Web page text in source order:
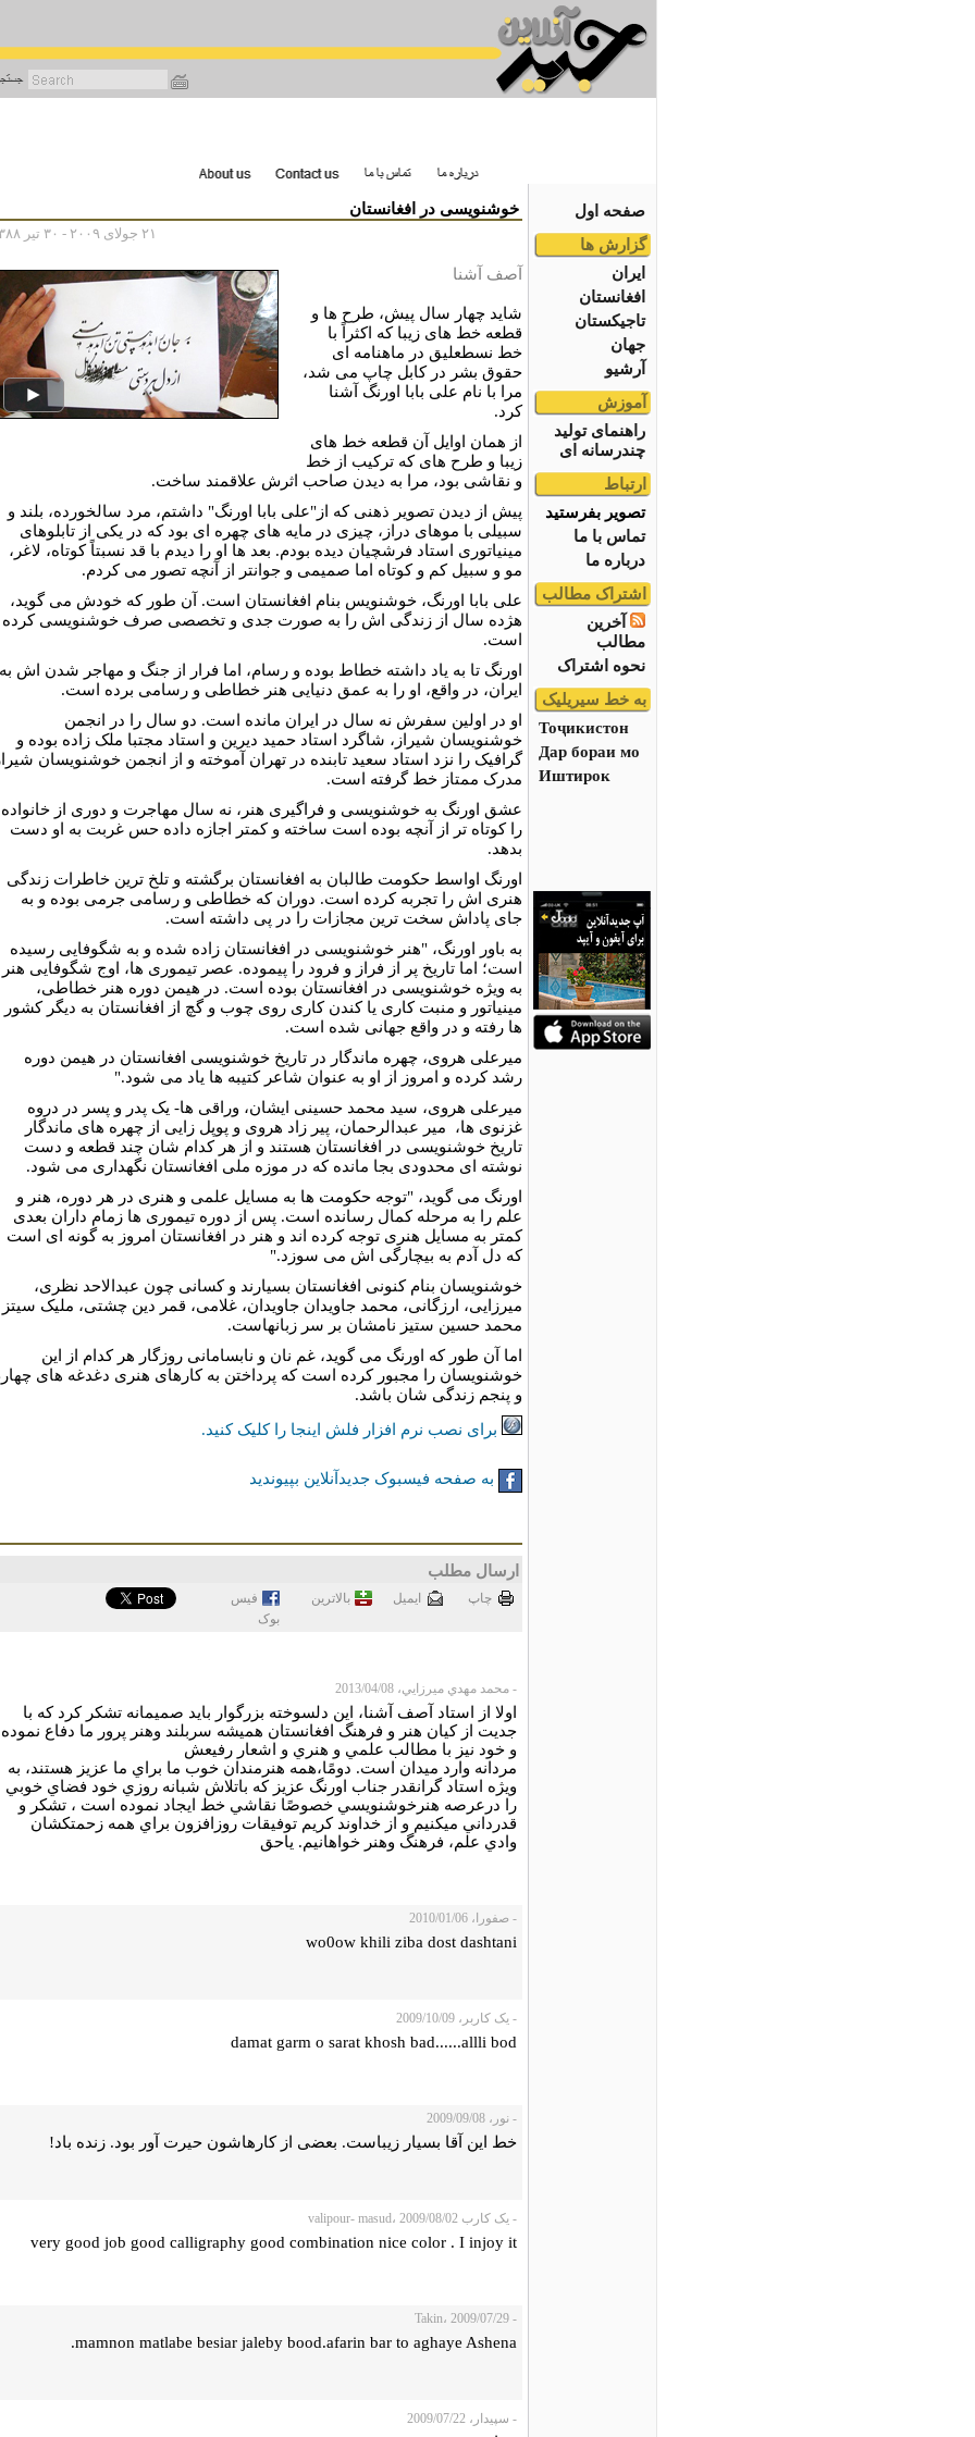
صفحه اول
گزارش ها
ایران
افغانستان
تاجیکستان
جهان
آرشیو
آموزش
راهنمای تولید
چندرسانه ای
ارتباط
تصویر بفرستید
تماس با ما
درباره ما
اشتراک مطالب
آخرین
مطالب
نحوه اشتراک
به خط سیریلیک
Тоҷикистон
Дар бораи мо
Иштирок
خوشنویسی در افغانستان
۲۱ جولای ۲۰۰۹ - ۳۰ تیر ۱۳۸۸
آصف آشنا
شاید چهار سال پیش، طرح ها و
قطعه خط های زیبا که اکثراً با
خط نسطعلیق در ماهنامه ای
حقوق بشر در کابل چاپ می شد،
مرا با نام علی بابا اورنگ آشنا
کرد.
از همان اوایل آن قطعه خط های
زیبا و طرح های که ترکیب از خط
و نقاشی بود، مرا به دیدن صاحب اثرش علاقمند ساخت.
پیش از دیدن تصویر ذهنی که از"علی بابا اورنگ" داشتم، مرد سالخورده، بلند و
سبیلی با موهای دراز، چیزی در مایه های چهره ای بود که در یکی از تابلوهای
مینیاتوری استاد فرشچیان دیده بودم. بعد ها او را دیدم با قد نسبتاً کوتاه، لاغر،
مو و سبیل کم و کوتاه اما صمیمی و جوانتر از آنچه تصور می کردم.
علی بابا اورنگ، خوشنویس بنام افغانستان است. آن طور که خودش می گوید،
هژده سال از زندگی اش را به صورت جدی و تخصصی صرف خوشنویسی کرده
است.
اورنگ تا به یاد داشته خطاط بوده و رسام، اما فرار از جنگ و مهاجر شدن اش به
ایران، در واقع، او را به عمق دنیایی هنر خطاطی و رسامی برده است.
او در اولین سفرش نه سال در ایران مانده است. دو سال را در انجمن
خوشنویسان شیراز، شاگرد استاد حمید دیرین و استاد مجتبا ملک زاده بوده و
گرافیک را نزد استاد سعید تابنده در تهران آموخته و از انجمن خوشنویسان
مدرک ممتاز خط گرفته است.
عشق اورنگ به خوشنویسی و فراگیری هنر، نه سال مهاجرت و دوری از خانواده
را کوتاه تر از آنچه بوده است ساخته و کمتر اجازه داده حس غربت به او دست
بدهد.
اورنگ اواسط حکومت طالبان به افغانستان برگشته و تلخ ترین خاطرات زندگی
هنری اش را تجربه کرده است. دوران که خطاطی و رسامی جرمی بوده و به
جای پاداش سخت ترین مجازات را در پی داشته است.
به باور اورنگ، "هنر خوشنویسی در افغانستان زاده شده و به شگوفایی رسیده
است؛ اما تاریخ پر از فراز و فرود را پیموده. عصر تیموری ها، اوج شگوفایی هنر
به ویژه خوشنویسی در افغانستان بوده است. در هیمن دوره هنر خطاطی،
مینیاتور و منبت کاری یا کندن کاری روی چوب و گچ از افغانستان به دیگر کشور
ها رفته و در واقع جهانی شده است.
میرعلی هروی، چهره ماندگار در تاریخ خوشنویسی افغانستان در هیمن دوره
رشد کرده و امروز از او به عنوان شاعر کتیبه ها یاد می شود."
میرعلی هروی، سید محمد حسینی ایشان، وراقی ها- یک پدر و پسر در دروه
غزنوی ها، میر عبدالرحمان، پیر زاد هروی و پوپل زایی از چهره های ماندگار
تاریخ خوشنویسی در افغانستان هستند و از هر کدام شان چند قطعه و دست
نوشته ای محدودی بجا مانده که در موزه ملی افغانستان نگهداری می شود.
اورنگ می گوید، "توجه حکومت ها به مسایل علمی و هنری در هر دوره، هنر و
علم را به مرحله کمال رسانده است. پس از دوره تیموری ها زمام داران بعدی
کمتر به مسایل هنری توجه کرده اند و هنر در افغانستان امروز به گونه ای است
که دل آدم به بیچارگی اش می سوزد."
خوشنویسان بنام کنونی افغانستان بسیارند و کسانی چون عبدالاحد نظری،
میرزایی، ارزگانی، محمد جاویدان جاویدان، غلامی، قمر دین چشتی، ملیک
محمد حسین ستیز نامشان بر سر زبانهاست.
اما آن طور که اورنگ می گوید، غم نان و نابسامانی روزگار هر کدام از این
خوشنویسان را مجبور کرده است که پرداختن به کارهای هنری دغدغه های
و پنجم زندگی شان باشد.
برای نصب نرم افزار فلش اینجا را کلیک کنيد.
به صفحه فیسبوک جدیدآنلاین بپیوندید
ارسال مطلب
چاپ ايميل بالاترین
فيس
بوک
- محمد مهدي ميرزايي، 2013/04/08
اولا از استاد آصف آشنا، اين دلسوخته بزرگوار بايد صميمانه تشكر كرد كه با
جديت از كيان هنر و فرهنگ افغانستان هميشه سربلند وهنر پرور ما دفاع نموده
و خود نيز با مطالب علمي و هنري و اشعار رفيعش
مردانه وارد ميدان است. دومًا،همه هنرمندان خوب ما براي ما عزيز هستند، به
ويژه استاد گرانقدر جناب اورنگ عزيز كه باتلاش شبانه روزي خود فضاي خوبي
را درعرصه هنرخوشنويسي خصوصًا نقاشي خط ايجاد نموده است ، تشكر و
قدرداني ميكنيم و از خداوند كريم توفيقات روزافزون براي همه زحمتكشان
وادي علم، فرهنگ وهنر خواهانيم. ياحق
- صفورا، 2010/01/06
wo0ow khili ziba dost dashtani
- یک کاربر، 2009/10/09
damat garm o sarat khosh bad......allli bod
- نور، 2009/09/08
خط این آقا بسیار زیباست. بعضی‌ از کارهاشون حیرت آور بود. زنده باد!
- یک کارب valipour- masud، 2009/08/02
very good job good calligraphy good combination nice color . I injoy it
- Takin، 2009/07/29
mamnon matlabe besiar jaleby bood.afarin bar to aghaye Ashena.
- سپیدار، 2009/07/22